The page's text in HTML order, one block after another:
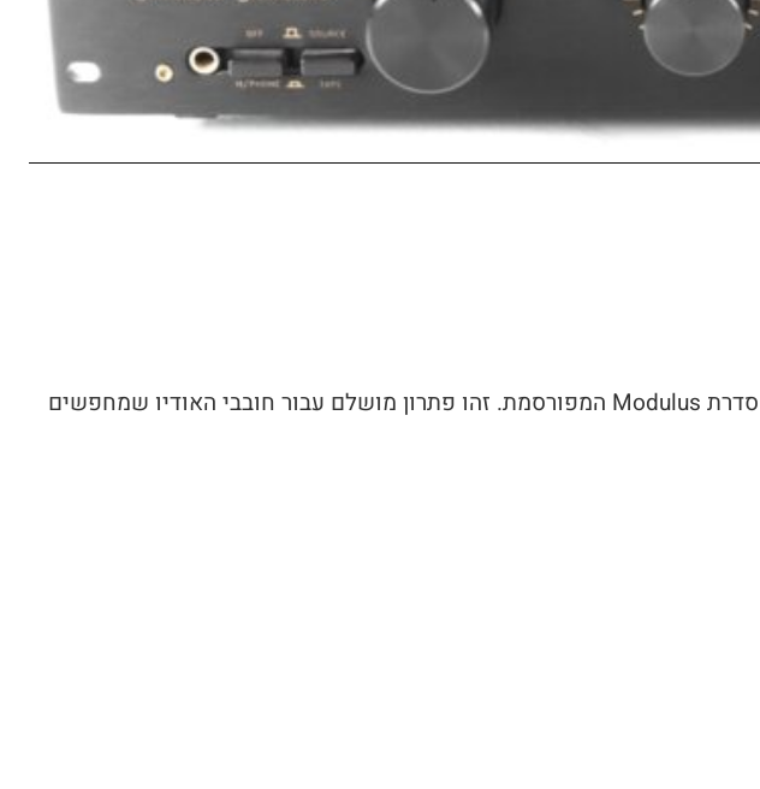
ה-Modulus L1 הוא יצירת מופת מבית Audible Illusions, בעלת הטכנולוגיה מתקדמת של סדרת Modulus המפורסמת. זהו פתרון מושלם עבור חובבי האודיו שמחפשים